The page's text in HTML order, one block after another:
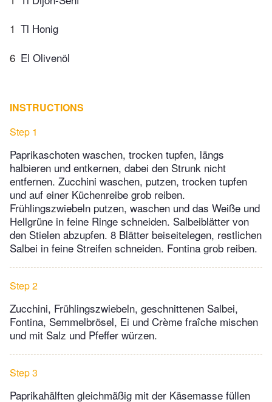
1 Tl Honig
6 El Olivenöl
INSTRUCTIONS
Step 1
Paprikaschoten waschen, trocken tupfen, längs
halbieren und entkernen, dabei den Strunk nicht
entfernen. Zucchini waschen, putzen, trocken tupfen
und auf einer Küchenreibe grob reiben.
Frühlingszwiebeln putzen, waschen und das Weiße und
Hellgrüne in feine Ringe schneiden. Salbeiblätter von
den Stielen abzupfen. 8 Blätter beiseitelegen, restlichen
Salbei in feine Streifen schneiden. Fontina grob reiben.
Step 2
Zucchini, Frühlingszwiebeln, geschnittenen Salbei,
Fontina, Semmelbrösel, Ei und Crème fraîche mischen
und mit Salz und Pfeffer würzen.
Step 3
Paprikahälften gleichmäßig mit der Käsemasse füllen